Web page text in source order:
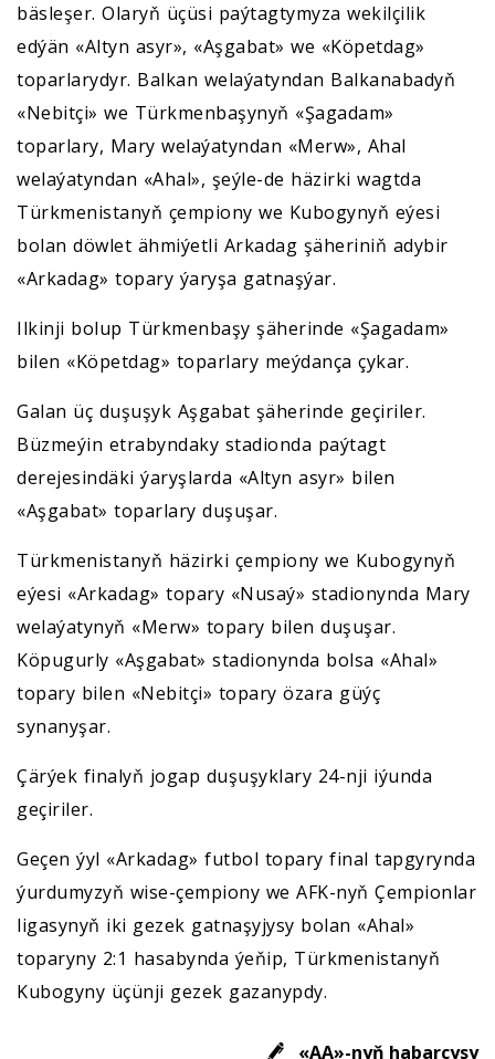
bäsleşer. Olaryň üçüsi paýtagtymyza wekilçilik
edýän «Altyn asyr», «Aşgabat» we «Köpetdag»
toparlarydyr. Balkan welaýatyndan Balkanabadyň
«Nebitçi» we Türkmenbaşynyň «Şagadam»
toparlary, Mary welaýatyndan «Merw», Ahal
welaýatyndan «Ahal», şeýle-de häzirki wagtda
Türkmenistanyň çempiony we Kubogynyň eýesi
bolan döwlet ähmiýetli Arkadag şäheriniň adybir
«Arkadag» topary ýaryşa gatnaşýar.
Ilkinji bolup Türkmenbaşy şäherinde «Şagadam»
bilen «Köpetdag» toparlary meýdança çykar.
Galan üç duşuşyk Aşgabat şäherinde geçiriler.
Büzmeýin etrabyndaky stadionda paýtagt
derejesindäki ýaryşlarda «Altyn asyr» bilen
«Aşgabat» toparlary duşuşar.
Türkmenistanyň häzirki çempiony we Kubogynyň
eýesi «Arkadag» topary «Nusaý» stadionynda Mary
welaýatynyň «Merw» topary bilen duşuşar.
Köpugurly «Aşgabat» stadionynda bolsa «Ahal»
topary bilen «Nebitçi» topary özara güýç
synanyşar.
Çärýek finalyň jogap duşuşyklary 24-nji iýunda
geçiriler.
Geçen ýyl «Arkadag» futbol topary final tapgyrynda
ýurdumyzyň wise-çempiony we AFK-nyň Çempionlar
ligasynyň iki gezek gatnaşyjysy bolan «Ahal»
toparyny 2:1 hasabynda ýeňip, Türkmenistanyň
Kubogyny üçünji gezek gazanypdy.
«AA»-nyň habarçysy